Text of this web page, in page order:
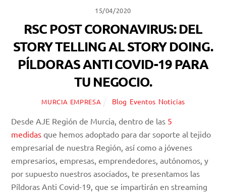
15/04/2020
RSC POST CORONAVIRUS: DEL
STORY TELLING AL STORY DOING.
PÍLDORAS ANTI COVID-19 PARA
TU NEGOCIO.
MURCIA EMPRESA Blog Eventos, Noticias
Desde AJE Región de Murcia, dentro de las 5
medidas que hemos adoptado para dar soporte al tejido
empresarial de nuestra Región, así como a jóvenes
empresarios, empresas, emprendedores, autónomos, y
por supuesto nuestros asociados, te presentamos las
Píldoras Anti Covid-19, que se impartirán en streaming